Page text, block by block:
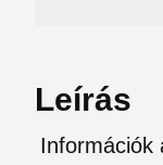
Leírás
Információk